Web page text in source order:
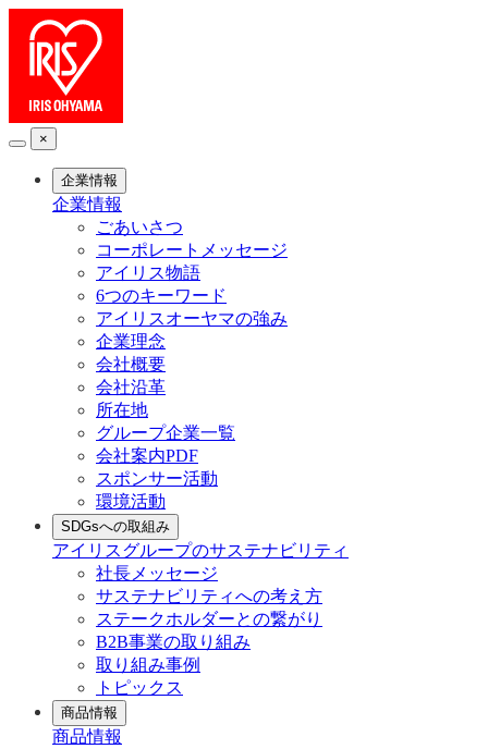
×
企業情報
企業情報
ごあいさつ
コーポレートメッセージ
アイリス物語
6つのキーワード
アイリスオーヤマの強み
企業理念
会社概要
会社沿革
所在地
グループ企業一覧
会社案内PDF
スポンサー活動
環境活動
SDGsへの取組み
アイリスグループのサステナビリティ
社長メッセージ
サステナビリティへの考え方
ステークホルダーとの繋がり
B2B事業の取り組み
取り組み事例
トピックス
商品情報
商品情報